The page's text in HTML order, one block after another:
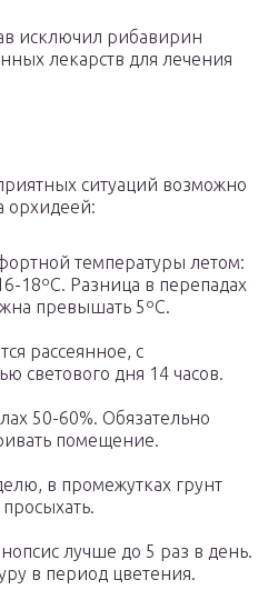
исключил рибавирин
лекарств для лечения
ситуаций возможно
орхидеей:
температуры летом:
18ºС. Разница в перепадах
превышать 5ºС.
рассеянное, с
светового дня 14 часов.
50-60%. Обязательно
помещение.
в промежутках грунт
лучше до 5 раз в день.
в период цветения.